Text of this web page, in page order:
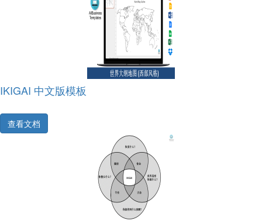
IKIGAI 中文版模板
查看文档